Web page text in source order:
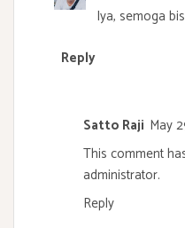
Iya, semoga
Reply
Satto Raji May
This comment
administrator.
Reply